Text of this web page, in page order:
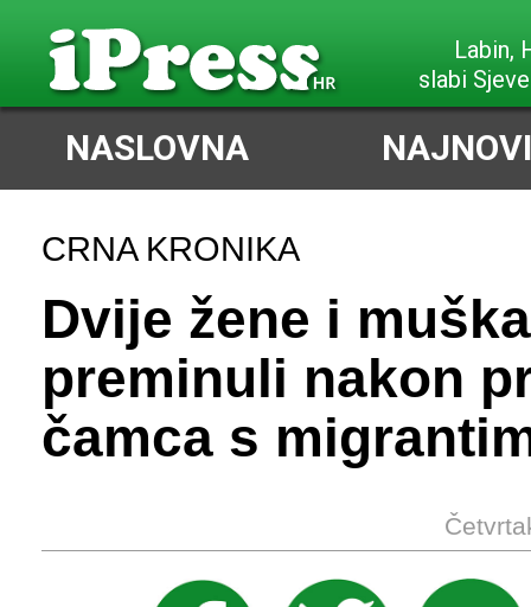
slabi
NASLOVNA
CRNA KRONIKA
Dvije žene i
preminuli nakon
čamca s